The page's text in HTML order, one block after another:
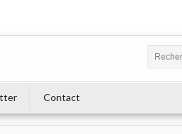
Contact